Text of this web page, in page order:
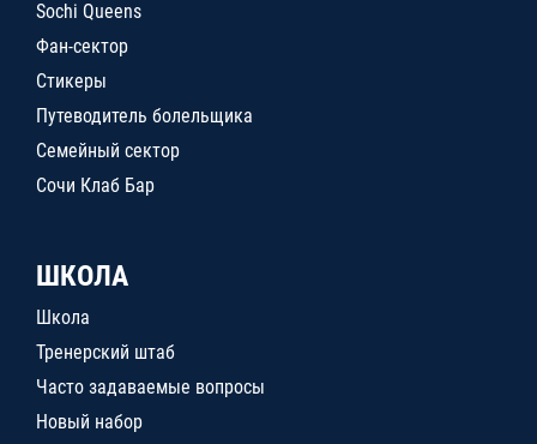
Sochi Queens
Фан-сектор
Стикеры
Путеводитель болельщика
Семейный сектор
Сочи Клаб Бар
ШКОЛА
Школа
Тренерский штаб
Часто задаваемые вопросы
Новый набор